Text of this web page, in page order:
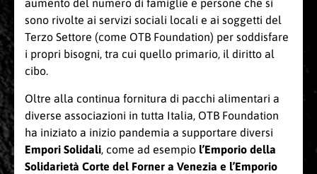
aumento del numero di famiglie e persone che si
sono rivolte ai servizi sociali locali e ai soggetti del
Terzo Settore (come OTB Foundation) per soddisfare
i propri bisogni, tra cui quello primario, il diritto al
cibo.
Oltre alla continua fornitura di pacchi alimentari a
diverse associazioni in tutta Italia, OTB Foundation
ha iniziato a inizio pandemia a supportare diversi
Empori Solidali, come ad esempio l’Emporio della
Solidarietà Corte del Forner a Venezia e l’Emporio